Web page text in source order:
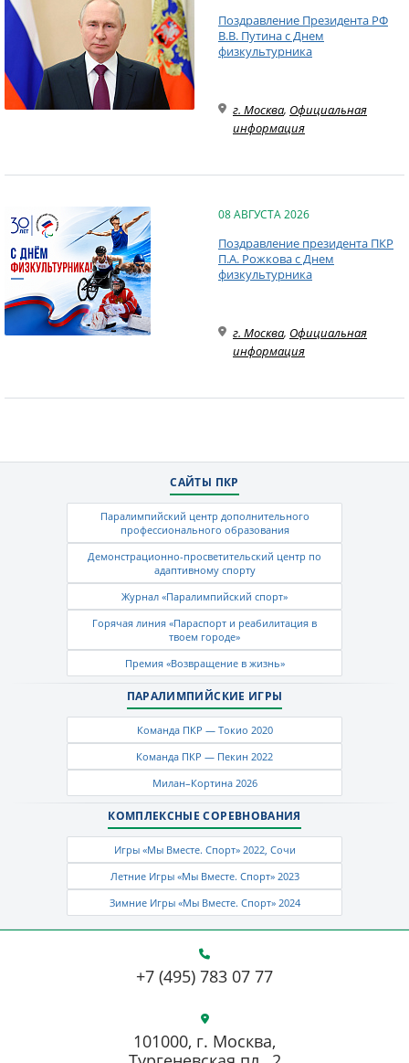
Поздравление Президента РФ
В.В. Путина с Днем
физкультурника
г. Москва, Официальная
информация
08 АВГУСТА 2026
Поздравление президента ПКР
П.А. Рожкова с Днем
физкультурника
г. Москва, Официальная
информация
САЙТЫ ПКР
Паралимпийский центр дополнительного
профессионального образования
Демонстрационно-просветительский центр по
адаптивному спорту
Журнал «Паралимпийский спорт»
Горячая линия «Параспорт и реабилитация в
твоем городе»
Премия «Возвращение в жизнь»
ПАРАЛИМПИЙСКИЕ ИГРЫ
Команда ПКР — Токио 2020
Команда ПКР — Пекин 2022
Милан–Кортина 2026
КОМПЛЕКСНЫЕ СОРЕВНОВАНИЯ
Игры «Мы Вместе. Спорт» 2022, Сочи
Летние Игры «Мы Вместе. Спорт» 2023
Зимние Игры «Мы Вместе. Спорт» 2024
+7 (495) 783 07 77
101000, г. Москва,